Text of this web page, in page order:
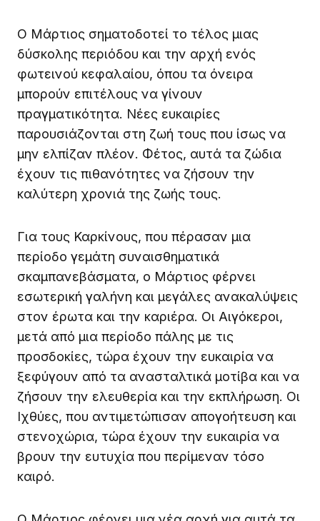
Ο Μάρτιος σηματοδοτεί το τέλος μιας
δύσκολης περιόδου και την αρχή ενός
φωτεινού κεφαλαίου, όπου τα όνειρα
μπορούν επιτέλους να γίνουν
πραγματικότητα. Νέες ευκαιρίες
παρουσιάζονται στη ζωή τους που ίσως να
μην ελπίζαν πλέον. Φέτος, αυτά τα ζώδια
έχουν τις πιθανότητες να ζήσουν την
καλύτερη χρονιά της ζωής τους.
Για τους Καρκίνους, που πέρασαν μια
περίοδο γεμάτη συναισθηματικά
σκαμπανεβάσματα, ο Μάρτιος φέρνει
εσωτερική γαλήνη και μεγάλες ανακαλύψεις
στον έρωτα και την καριέρα. Οι Αιγόκεροι,
μετά από μια περίοδο πάλης με τις
προσδοκίες, τώρα έχουν την ευκαιρία να
ξεφύγουν από τα ανασταλτικά μοτίβα και να
ζήσουν την ελευθερία και την εκπλήρωση. Οι
Ιχθύες, που αντιμετώπισαν απογοήτευση και
στενοχώρια, τώρα έχουν την ευκαιρία να
βρουν την ευτυχία που περίμεναν τόσο
καιρό.